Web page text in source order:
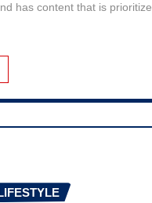
has content that is